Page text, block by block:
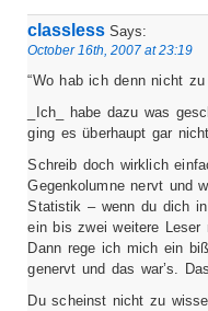
classless Says:
October 16th, 2007 at 23:19
“Wo hab ich denn nicht
_Ich_ habe dazu was
ging es überhaupt gar
Schreib doch wirklich
Gegenkolumne nervt und
Statistik – wenn du dich
ein bis zwei weitere
Dann rege ich mich ein
genervt und das war’s.
Du scheinst nicht zu